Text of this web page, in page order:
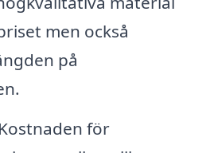
men också
på
Kostnaden för